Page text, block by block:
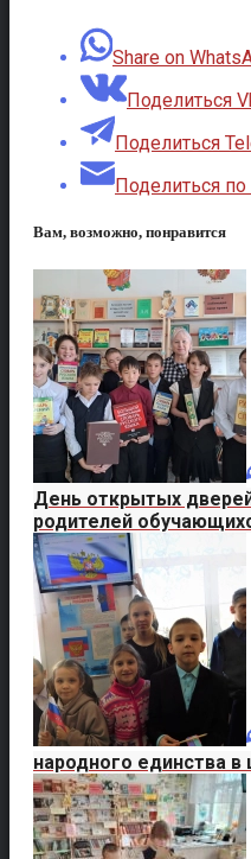
Share on
Поделиться
Поделиться
Поделиться по
Вам, возможно, понравится
День открытых
родителей
народного единства в